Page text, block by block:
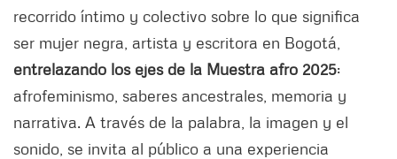
recorrido íntimo y colectivo sobre lo que significa
ser mujer negra, artista y escritora en Bogotá,
entrelazando los ejes de la Muestra afro 2025:
afrofeminismo, saberes ancestrales, memoria y
narrativa. A través de la palabra, la imagen y el
sonido, se invita al público a una experiencia